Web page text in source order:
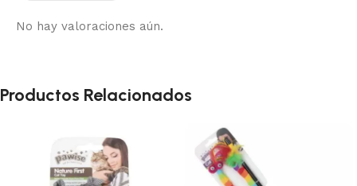
No hay valoraciones aún.
Productos Relacionados